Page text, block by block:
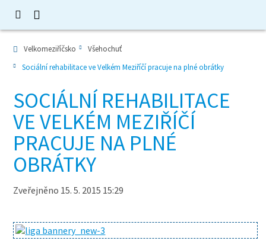
Velkomeziříčsko
Všehochuť
Sociální rehabilitace ve Velkém Meziříčí pracuje na plné obrátky
SOCIÁLNÍ REHABILITACE
VE VELKÉM MEZIŘÍČÍ
PRACUJE NA PLNÉ
OBRÁTKY
Zveřejněno 15. 5. 2015 15:29